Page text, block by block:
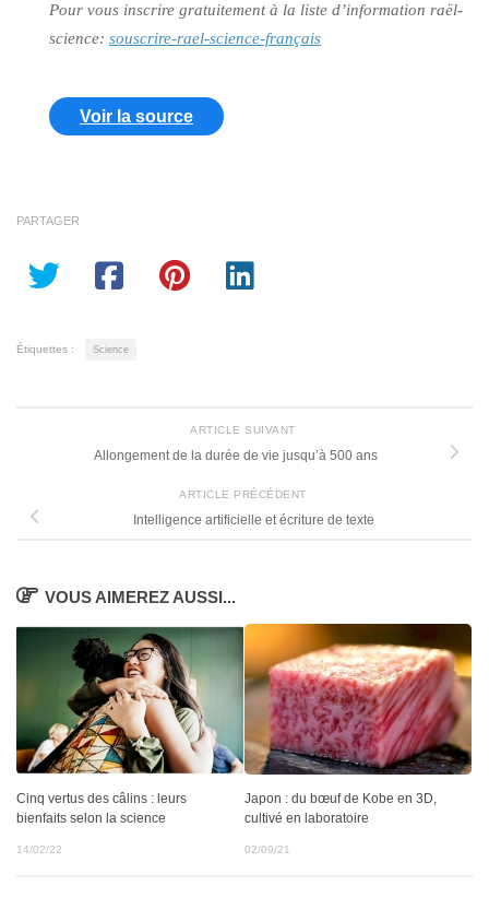
Pour vous inscrire gratuitement à la liste d’information raël-
science: souscrire-rael-science-français
Voir la source
PARTAGER
Étiquettes : Science
ARTICLE SUIVANT
Allongement de la durée de vie jusqu’à 500 ans
ARTICLE PRÉCÉDENT
Intelligence artificielle et écriture de texte
VOUS AIMEREZ AUSSI...
Cinq vertus des câlins : leurs
bienfaits selon la science
14/02/22
Japon : du bœuf de Kobe en 3D,
cultivé en laboratoire
02/09/21